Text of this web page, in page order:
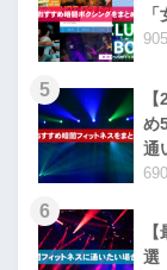
5
め
通
6
選